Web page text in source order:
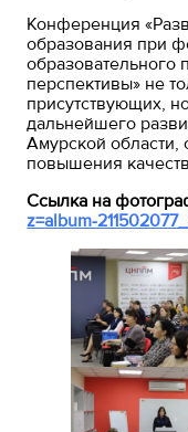
Конференция
образования при
образовательного
перспективы» не
присутствующих,
дальнейшего
Амурской области,
повышения
Ссылка на
z=album-